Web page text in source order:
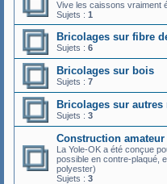
Vive les caissons vraiment
Sujets : 1
Bricolages sur fibre
Sujets : 6
Bricolages sur bois
Sujets : 7
Bricolages sur autres
Sujets : 3
Construction amateur
La Yole-OK a été conçue
possible en contre-plaqué,
polyester)
Sujets : 3